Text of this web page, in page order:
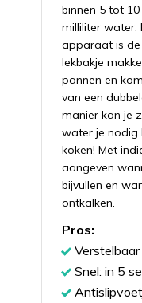
binnen 5 tot
milliliter water.
apparaat is
lekbakje
pannen en
van een
manier kan je
water je nodig
koken! Met
aangeven
bijvullen en
ontkalken.
Pros:
Snel: in 5